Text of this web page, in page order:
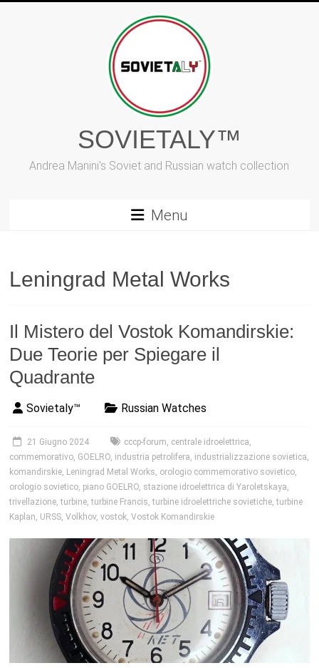
SOVIETALY™
Andrea Manini's Soviet and Russian watch collection
Menu
Leningrad Metal Works
Il Mistero del Vostok Komandirskie:
Due Teorie per Spiegare il
Quadrante
Sovietaly™ Russian Watches
21 Giugno 2024 cccp-forum, centrale idroelettrica,
commemorativo, GOELRO, industria petrolifera, industrializzazione sovietica,
komandirskie, Leningrad Metal Works, orologio commemorativo sovietico,
orologio sovietico, piano GOELRO, stazione idroelettrica di Yaroletskaya,
trivellazione,turbine,turbine Francis,turbine idroelettriche sovietiche,turbine
Kaplan, URSS,Volkhov,vostok,Vostok Komandirskie